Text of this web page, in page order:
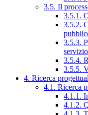
3.5. Il
3.5.1.
3.5.2.
3.5.3.
servizio
3.5.4.
3.5.5.
4. Ricerca
4.1. Ricerca
4.1.1.
4.1.2.